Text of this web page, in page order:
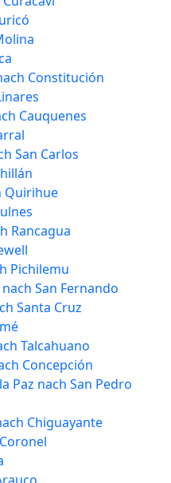
Constitución
Cauquenes
San Carlos
Quirihue
Rancagua
Pichilemu
San Fernando
Santa Cruz
Talcahuano
Concepción
Paz nach San Pedro
Chiguayante